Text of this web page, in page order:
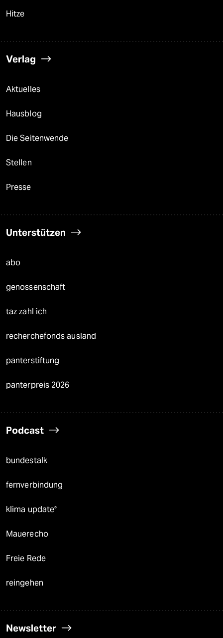
Hitze
Verlag
Aktuelles
Hausblog
Die Seitenwende
Stellen
Presse
Unterstützen
abo
genossenschaft
taz zahl ich
recherchefonds ausland
panterstiftung
panterpreis 2026
Podcast
bundestalk
fernverbindung
klima update°
Mauerecho
Freie Rede
reingehen
Newsletter